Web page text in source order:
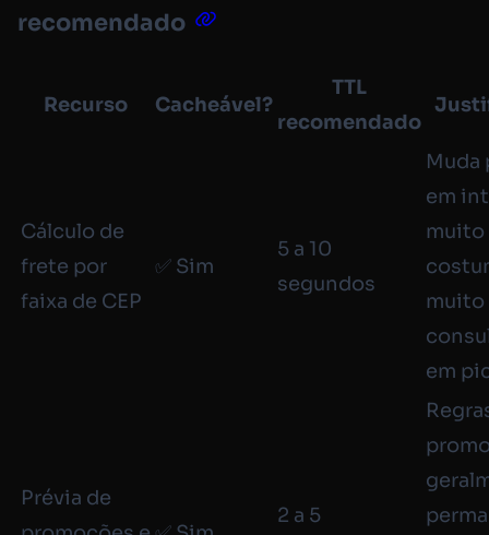
recomendado
Recurso Cacheável?
TTL
recomendado
Cálculo de
frete por
faixa de CEP
✅ Sim
5 a 10
segundos
Muda
em
muito
muito
em
Prévia de
2 a 5